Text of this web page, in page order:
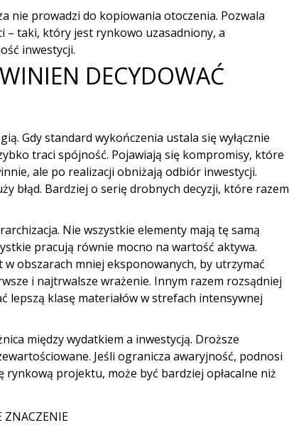
nie prowadzi do kopiowania otoczenia. Pozwala
– taki, który jest rynkowo uzasadniony, a
inwestycji.
DECYDOWAĆ
Gdy standard wykończenia ustala się wyłącznie
traci spójność. Pojawiają się kompromisy, które
ale po realizacji obniżają odbiór inwestycji.
błąd. Bardziej o serię drobnych decyzji, które razem
Nie wszystkie elementy mają tę samą
pracują równie mocno na wartość aktywa.
obszarach mniej eksponowanych, by utrzymać
i najtrwalsze wrażenie. Innym razem rozsądniej
lepszą klasę materiałów w strefach intensywnej
międzywydatkiem a inwestycją. Droższe
Jeśli ogranicza awaryjność, podnosi
rynkową projektu, może być bardziej opłacalne niż
ZNACZENIE